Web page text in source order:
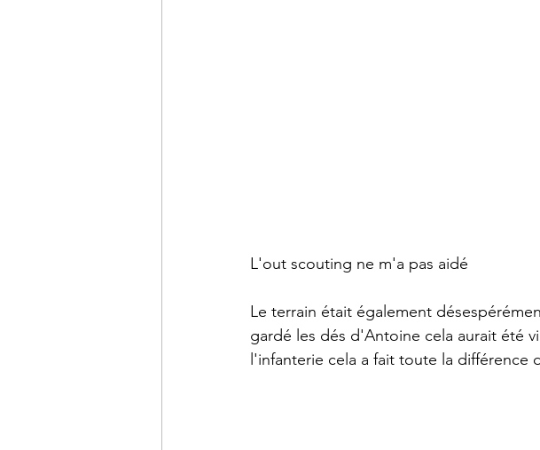
L'out scouting ne m'a pas aidé
Le terrain était également
gardé les dés d'Antoine cela aurait été
l'infanterie cela a fait toute la différence